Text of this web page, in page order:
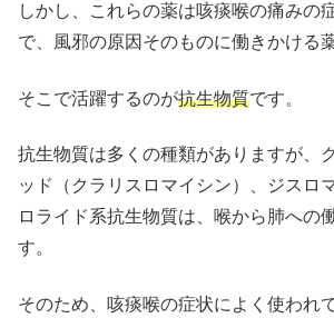
しかし、これらの薬は咳痰喉の痛みの
で、風邪の原因そのものに働きかける
そこで活躍するのが抗生物質です。
抗生物質は多くの種類がありますが、
ッド（クラリスロマイシン）、ジスロ
ロライド系抗生物質は、喉から肺への
す。
そのため、咳痰喉の症状によく使われ